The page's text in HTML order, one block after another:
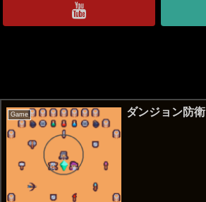
Game ダンジョン防衛